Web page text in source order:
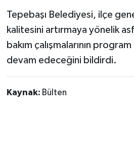
Tepebaşı Belediyesi, ilçe
kalitesini artırmaya yönelik
bakım çalışmalarının
devam edeceğini bildirdi.
Kaynak: Bülten